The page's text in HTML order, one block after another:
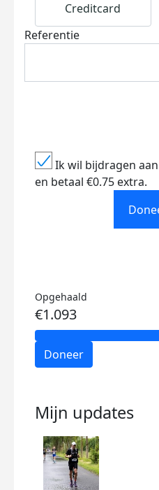
Creditcard
Referentie
Ik wil bijdragen
en betaal €0.75 extra.
Opgehaald
€1.093
Doneer
Mijn updates